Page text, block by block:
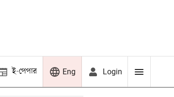
ই-পেপার Eng Login